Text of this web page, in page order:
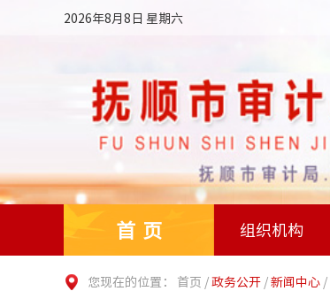
2026年8月8日 星期六
首页 组织机构
您现在的位置： 首页 /政务公开 /新闻中心 /